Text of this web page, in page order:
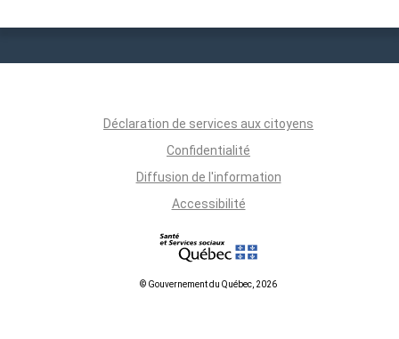
Déclaration de services aux citoyens
Confidentialité
Diffusion de l'information
Accessibilité
© Gouvernement du Québec, 2026